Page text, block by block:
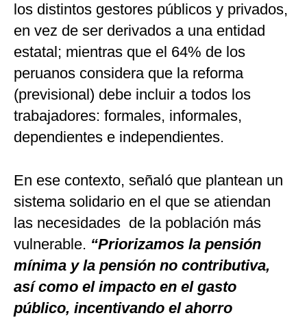
los distintos gestores públicos y privados,
en vez de ser derivados a una entidad
estatal; mientras que el 64% de los
peruanos considera que la reforma
(previsional) debe incluir a todos los
trabajadores: formales, informales,
dependientes e independientes.
En ese contexto, señaló que plantean un
sistema solidario en el que se atiendan
las necesidades de la población más
vulnerable. “Priorizamos la pensión
mínima y la pensión no contributiva,
así como el impacto en el gasto
público, incentivando el ahorro